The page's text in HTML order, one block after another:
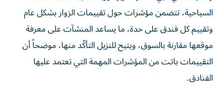
السياحية، تتضمن مؤشرات حول تقييمات الزوار بشكل عام
وتقييم كل فندق على حدة، ما يساعد المنشآت على معرفة
موقعها مقارنة بالسوق، ويتيح للنزيل التأكّد منها، موضحاً أن
التقييمات باتت من المؤشرات المهمة التي تعتمد عليها
الفنادق.